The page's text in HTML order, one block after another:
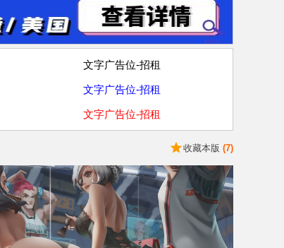
文字广告位-招租
文字广告位-招租
文字广告位-招租
收藏本版 (7)